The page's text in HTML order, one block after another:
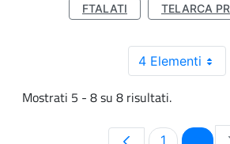
FTALATI
TELARCA
4 Elementi
Mostrati 5 - 8 su 8 risultati.
Pagina
1